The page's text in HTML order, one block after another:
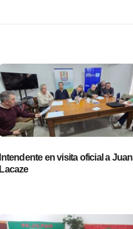
Intendente en visita oficial a Juan
Lacaze